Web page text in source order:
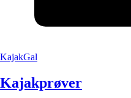
KajakGal
Kajakprøver